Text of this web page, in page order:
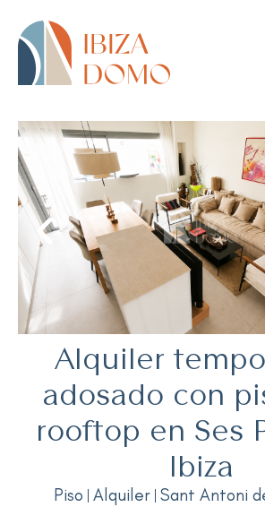
Alquiler
adosado con
rooftop en Ses
Ibiza
Piso Alquiler Sant Antoni